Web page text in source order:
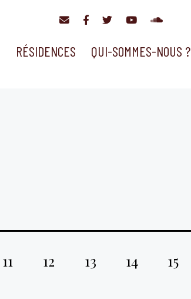
RÉSIDENCES QUI-SOMMES-NOUS ?
11 12 13 14 15